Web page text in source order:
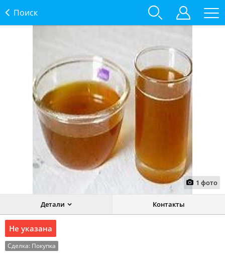
Поиск
1 фото
Детали Контакты
Не указана
Сделка: Покупка